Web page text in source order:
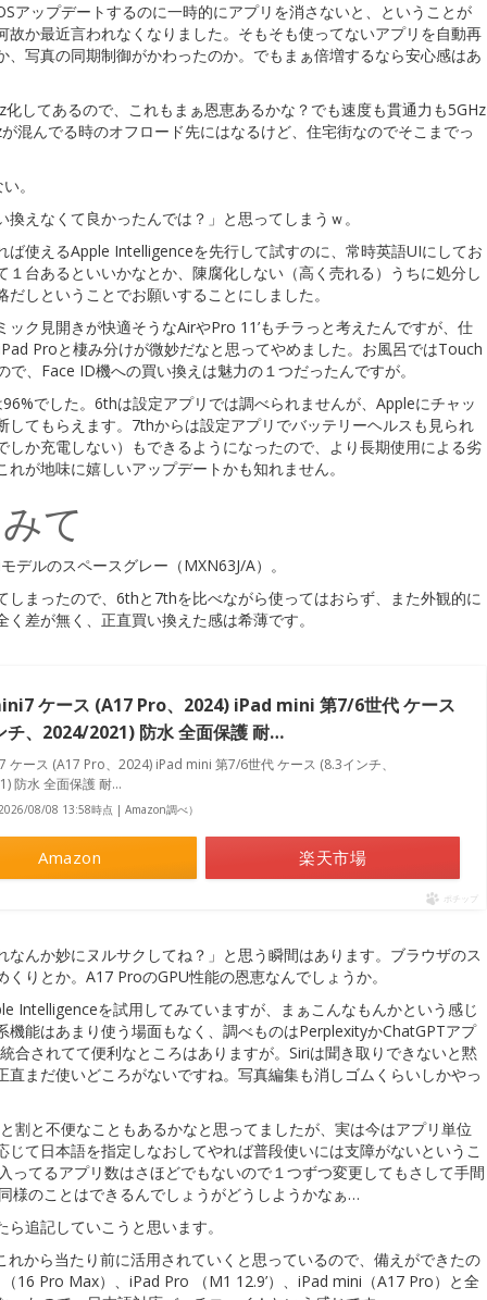
アップデートするのに一時的にアプリを消さないと、ということが
故か最近言われなくなりました。そもそも使ってないアプリを自動再
、写真の同期制御がかわったのか。でもまぁ倍増するなら安心感はあ
してあるので、これもまぁ恩恵あるかな？でも速度も貫通力も5GHz
混んでる時のオフロード先にはなるけど、住宅街なのでそこまでっ
。
えなくて良かったんでは？」と思ってしまうｗ。
ば使えるApple Intelligenceを先行して試すのに、常時英語UIにしてお
１台あるといいかなとか、陳腐化しない（高く売れる）うちに処分し
しということでお願いすることにしました。
ック見開きが快適そうなAirやPro 11’もチラっと考えたんですが、仕
Proと棲み分けが微妙だなと思ってやめました。お風呂ではTouch
、Face ID機への買い換えは魅力の１つだったんですが。
でした。6thは設定アプリでは調べられませんが、Appleにチャッ
してもらえます。7thからは設定アプリでバッテリーヘルスも見られ
しか充電しない）もできるようになったので、より長期使用による劣
が地味に嬉しいアップデートかも知れません。
て
デルのスペースグレー（MXN63J/A）。
しまったので、6thと7thを比べながら使ってはおらず、また外観的に
差が無く、正直買い換えた感は希薄です。
ケース (A17 Pro、2024) iPad mini 第7/6世代 ケース
チ、2024/2021) 防水 全面保護 耐…
ケース (A17 Pro、2024) iPad mini 第7/6世代 ケース (8.3インチ、
防水 全面保護 耐…
2026/08/08 13:58時点 | Amazon調べ）
Amazon 楽天市場
ポチップ
なんか妙にヌルサクしてね？」と思う瞬間はあります。ブラウザのス
りとか。A17 ProのGPU性能の恩恵なんでしょうか。
Intelligenceを試用してみていますが、まぁこんなもんかという感じ
機能はあまり使う場面もなく、調べものはPerplexityかChatGPTアプ
合されてて便利なところはありますが。Siriは聞き取りできないと黙
直まだ使いどころがないですね。写真編集も消しゴムくらいしかやっ
割と不便なこともあるかなと思ってましたが、実は今はアプリ単位
じて日本語を指定しなおしてやれば普段使いには支障がないというこ
ってるアプリ数はさほどでもないので１つずつ変更してもさして手間
様のことはできるんでしょうがどうしようかなぁ…
追記していこうと思います。
れから当たり前に活用されていくと思っているので、備えができたの
16 Pro Max）、iPad Pro （M1 12.9’）、iPad mini（A17 Pro）と全